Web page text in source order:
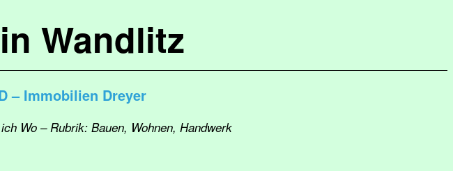
Wandlitz
– Immobilien Dreyer
Wo – Rubrik: Bauen, Wohnen, Handwerk